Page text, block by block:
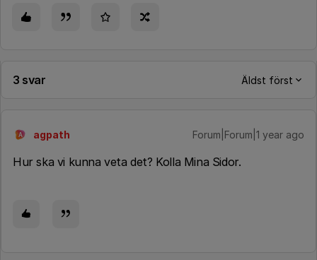
3 svar Äldst först
A agpath Forum|Forum|1 year ago
Hur ska vi kunna veta det? Kolla Mina Sidor.